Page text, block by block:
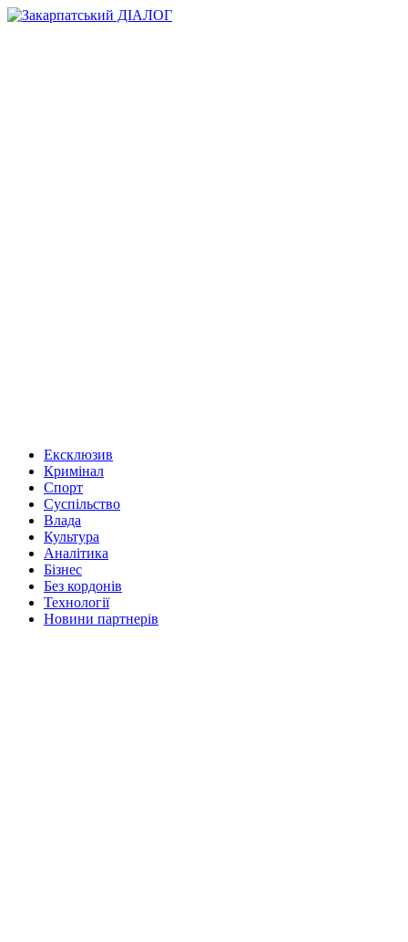
Ексклюзив
Кримінал
Спорт
Суспільство
Влада
Культура
Аналітика
Бізнес
Без кордонів
Технології
Новини партнерів